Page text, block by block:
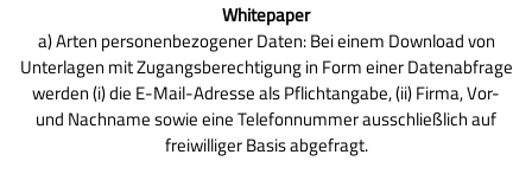
Whitepaper
a) Arten personenbezogener Daten: Bei einem Download von
Unterlagen mit Zugangsberechtigung in Form einer Datenabfrage
werden (i) die E-Mail-Adresse als Pflichtangabe, (ii) Firma, Vor-
und Nachname sowie eine Telefonnummer ausschließlich auf
freiwilliger Basis abgefragt.